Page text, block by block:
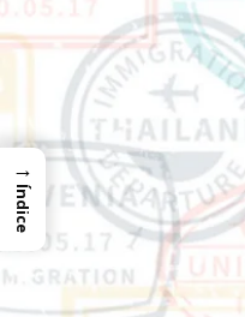
→
Índice